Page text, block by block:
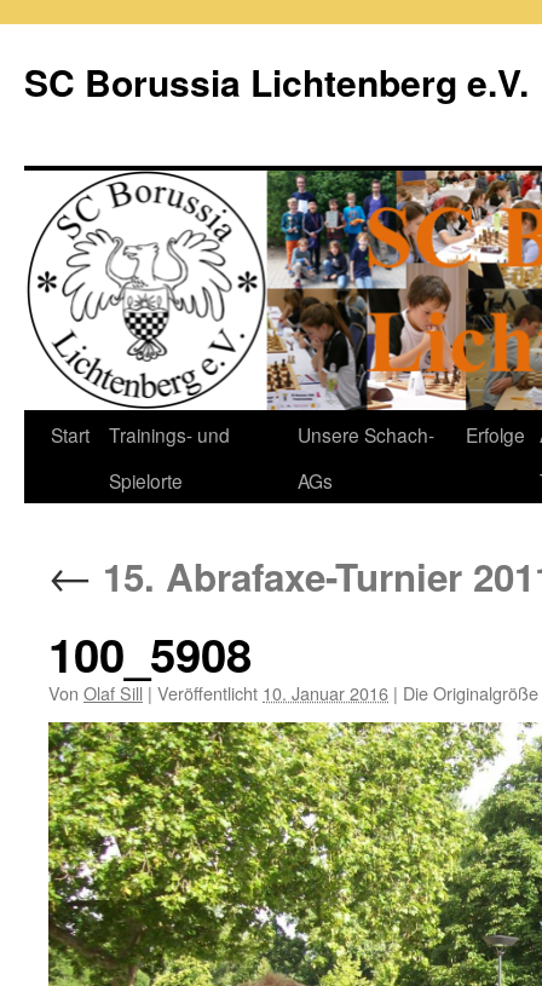
springen
SC Borussia Lichtenberg e.V.
Start
Trainings- und
Spielorte
Unsere Schach-
AGs
Erfolge
← 15. Abrafaxe-Turnier
100_5908
Von Olaf Sill | Veröffentlicht 10. Januar 2016 | Die